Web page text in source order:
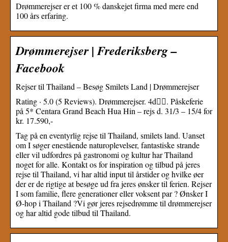
Drømmerejser er et 100 % danskejet firma med mere end
100 års erfaring.
Drømmerejser | Frederiksberg –
Facebook
Rejser til Thailand – Besøg Smilets Land | Drømmerejser
Rating · 5.0 (5 Reviews). Drømmerejser. 4d󰞋󰟠. Påskeferie
på 5* Centara Grand Beach Hua Hin – rejs d. 31/3 – 15/4 for
kr. 17.590,-
Tag på en eventyrlig rejse til Thailand, smilets land. Uanset
om I søger enestående naturoplevelser, fantastiske strande
eller vil udfordres på gastronomi og kultur har Thailand
noget for alle. Kontakt os for inspiration og tilbud på jeres
rejse til Thailand, vi har altid input til årstider og hvilke øer
der er de rigtige at besøge ud fra jeres ønsker til ferien. Rejser
I som familie, flere generationer eller voksent par ? Ønsker I
Ø-hop i Thailand ?Vi gør jeres rejsedrømme til drømmerejser
og har altid gode tilbud til Thailand.